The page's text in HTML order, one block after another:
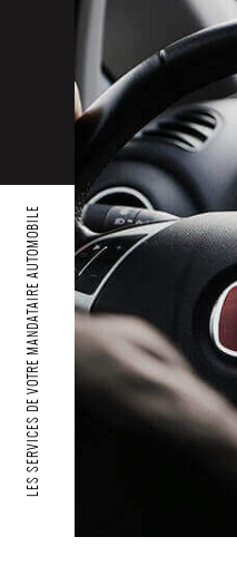
LES SERVICES DE VOTRE MANDATAIRE AUTOMOBILE